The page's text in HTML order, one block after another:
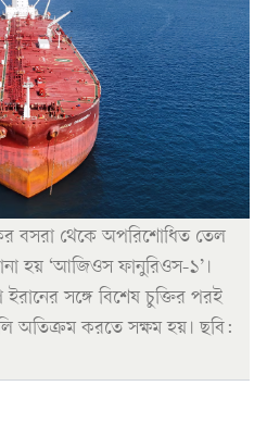
বসরা থেকে অপরিশোধিত তেল
হয় ‘আজিওস ফানুরিওস-১’।
ইরানের সঙ্গে বিশেষ চুক্তির পরই
অতিক্রম করতে সক্ষম হয়। ছবি: